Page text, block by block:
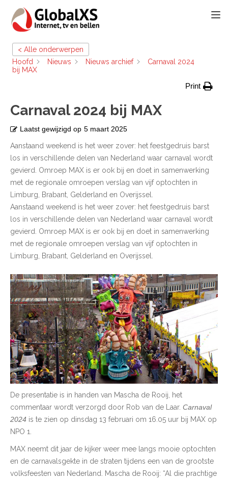
< Alle onderwerpen
Hoofd
Nieuws Nieuws archief
Carnaval 2024
bij MAX
Print
Carnaval 2024 bij MAX
Laatst gewijzigd op 5 maart 2025
Aanstaand weekend is het weer zover: het feestgedruis barst
los in verschillende delen van Nederland waar carnaval wordt
gevierd. Omroep MAX is er ook bij en doet in samenwerking
met de regionale omroepen verslag van vijf optochten in
Limburg, Brabant, Gelderland en Overijssel.
Aanstaand weekend is het weer zover: het feestgedruis barst
los in verschillende delen van Nederland waar carnaval wordt
gevierd. Omroep MAX is er ook bij en doet in samenwerking
met de regionale omroepen verslag van vijf optochten in
Limburg, Brabant, Gelderland en Overijssel.
De presentatie is in handen van Mascha de Rooij, het
commentaar wordt verzorgd door Rob van de Laar. Carnaval
2024 is te zien op dinsdag 13 februari om 16.05 uur bij MAX op
NPO 1.
MAX neemt dit jaar de kijker weer mee langs mooie optochten
en de carnavalsgekte in de straten tijdens een van de grootste
volksfeesten van Nederland. Mascha de Rooij: “Al die prachtige